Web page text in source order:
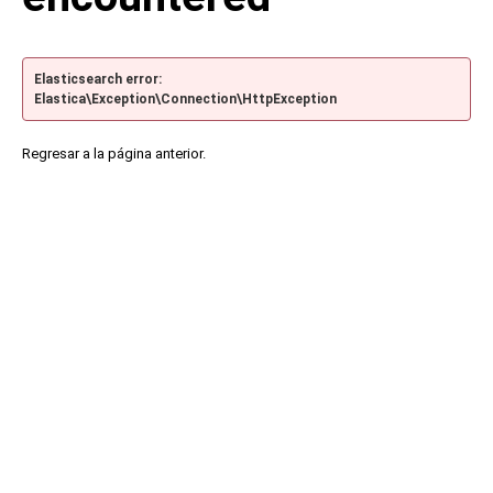
Elasticsearch error:
Elastica\Exception\Connection\HttpException
Regresar a la página anterior.